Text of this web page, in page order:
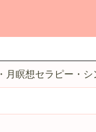
月瞑想セラピー・シ